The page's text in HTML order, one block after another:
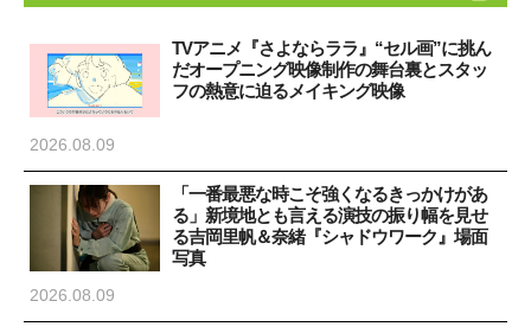
TVアニメ『さよならララ』“セル画”に挑ん
だオープニング映像制作の舞台裏とスタッ
フの熱意に迫るメイキング映像
2026.08.09
「一番最悪な時こそ強くなるきっかけがあ
る」新境地とも言える演技の振り幅を見せ
る吉岡里帆＆奈緒『シャドウワーク』場面
写真
2026.08.09